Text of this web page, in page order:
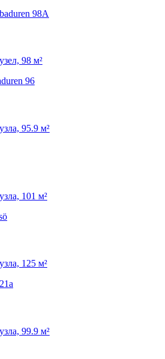
98 м²
95.9 м²
101 м²
125 м²
99.9 м²